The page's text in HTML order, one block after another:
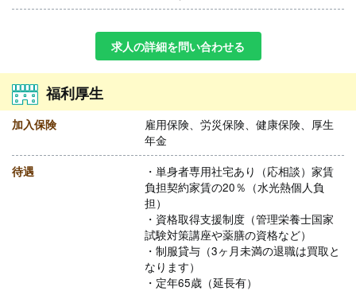
求人の詳細を問い合わせる
福利厚生
加入保険
雇用保険、労災保険、健康保険、厚生
年金
待遇
・単身者専用社宅あり（応相談）家賃
負担契約家賃の20％（水光熱個人負
担）
・資格取得支援制度（管理栄養士国家
試験対策講座や薬膳の資格など）
・制服貸与（3ヶ月未満の退職は買取と
なります）
・定年65歳（延長有）